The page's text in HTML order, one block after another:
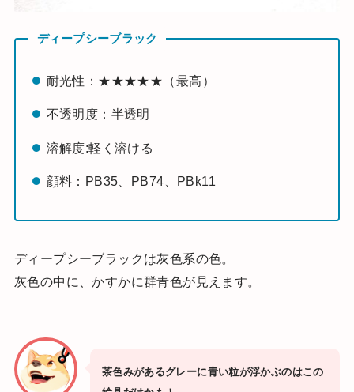
ディープシーブラック
耐光性：★★★★★（最高）
不透明度：半透明
溶解度:軽く溶ける
顔料：PB35、PB74、PBk11
ディープシーブラックは灰色系の色。
灰色の中に、かすかに群青色が見えます。
茶色みがあるグレーに青い粒が浮かぶのはこの